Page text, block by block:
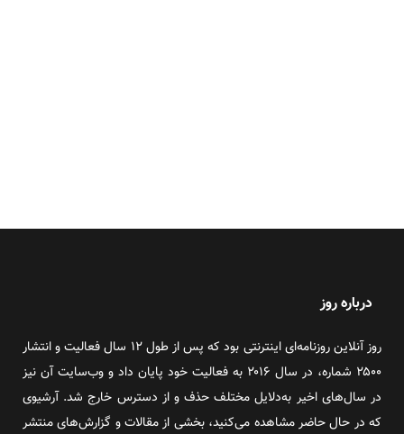
درباره روز
روز آنلاین روزنامه‌ای اینترنتی بود که پس از طول ۱۲ سال فعالیت و انتشار
۲۵۰۰ شماره، در سال ۲۰۱۶ به فعالیت خود پایان داد و وب‌سایت آن نیز
در سال‌های اخیر به‌دلایل مختلف حذف و از دسترس خارج شد. آرشیوی
که در حال حاضر مشاهده می‌کنید، بخشی از مقالات و گزارش‌های منتشر